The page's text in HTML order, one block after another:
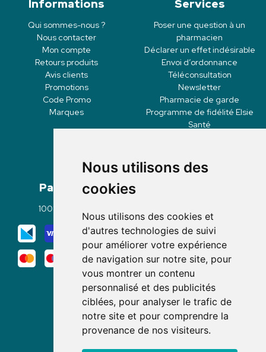
Nous utilisons des
cookies
Nous utilisons des cookies et
d'autres technologies de suivi
pour améliorer votre expérience
de navigation sur notre site, pour
vous montrer un contenu
personnalisé et des publicités
ciblées, pour analyser le trafic de
notre site et pour comprendre la
provenance de nos visiteurs.
Informations
Qui sommes-nous ?
Nous contacter
Mon compte
Retours produits
Avis clients
Promotions
Code Promo
Marques
Services
Poser une question à un
pharmacien
Déclarer un effet indésirable
Envoi d’ordonnance
Téléconsultation
Newsletter
Pharmacie de garde
Programme de fidélité Elsie
Santé
Paiement
100% sécurisé
Mode de livraison
Nous suivre